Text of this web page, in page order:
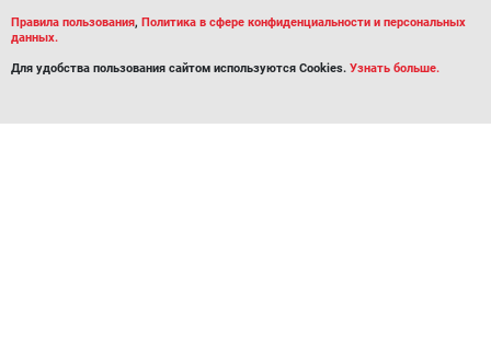
Правила пользования, Политика в сфере конфиденциальности и персональных
данных.
Для удобства пользования сайтом используются Cookies. Узнать больше.